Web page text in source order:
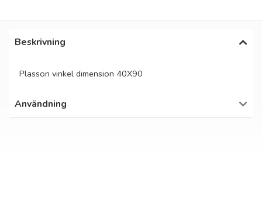
Beskrivning
Plasson vinkel dimension 40X90
Användning